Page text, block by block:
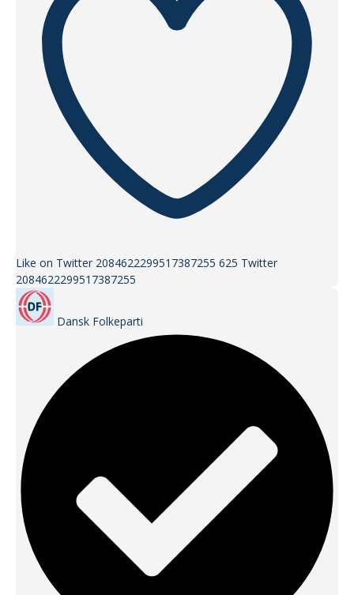
Like on Twitter 2084622299517387255 625 Twitter
2084622299517387255
Dansk Folkeparti